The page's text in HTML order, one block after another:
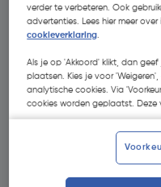
verder te verbeteren. Ook
advertenties. Lees hier meer
cookieverklaring
Als je op 'Akkoord' klikt, dan
plaatsen. Kies je voor
analytische cookies. Via
cookies worden geplaatst. Deze